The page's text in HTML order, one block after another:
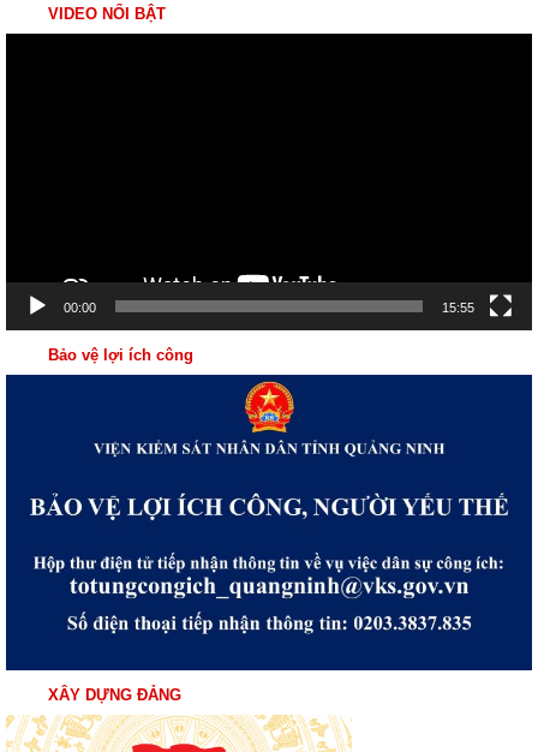
VIDEO NỔI BẬT
00:00 15:55
Bảo vệ lợi ích công
XÂY DỰNG ĐẢNG